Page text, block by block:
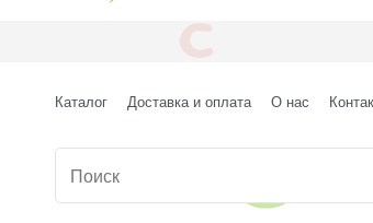
Каталог Доставка и оплата О нас